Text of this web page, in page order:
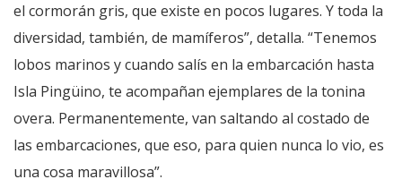
el cormorán gris, que existe en pocos lugares. Y toda la
diversidad, también, de mamíferos”, detalla. “Tenemos
lobos marinos y cuando salís en la embarcación hasta
Isla Pingüino, te acompañan ejemplares de la tonina
overa. Permanentemente, van saltando al costado de
las embarcaciones, que eso, para quien nunca lo vio, es
una cosa maravillosa”.